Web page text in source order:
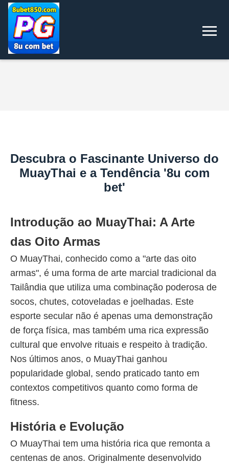
Descubra o Fascinante Universo do
MuayThai e a Tendência '8u com
bet'
Introdução ao MuayThai: A Arte
das Oito Armas
O MuayThai, conhecido como a "arte das oito
armas", é uma forma de arte marcial tradicional da
Tailândia que utiliza uma combinação poderosa de
socos, chutes, cotoveladas e joelhadas. Este
esporte secular não é apenas uma demonstração
de força física, mas também uma rica expressão
cultural que envolve rituais e respeito à tradição.
Nos últimos anos, o MuayThai ganhou
popularidade global, sendo praticado tanto em
contextos competitivos quanto como forma de
fitness.
História e Evolução
O MuayThai tem uma história rica que remonta a
centenas de anos. Originalmente desenvolvido